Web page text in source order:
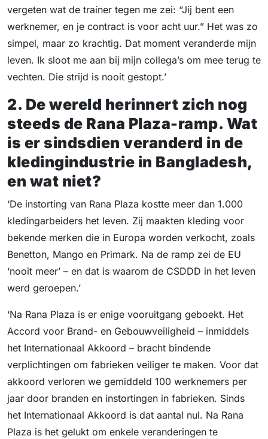
vergeten wat de trainer tegen me zei: “Jij bent een
werknemer, en je contract is voor acht uur.” Het was zo
simpel, maar zo krachtig. Dat moment veranderde mijn
leven. Ik sloot me aan bij mijn collega’s om mee terug te
vechten. Die strijd is nooit gestopt.’
2. De wereld herinnert zich nog
steeds de Rana Plaza-ramp. Wat
is er sindsdien veranderd in de
kledingindustrie in Bangladesh,
en wat niet?
‘De instorting van Rana Plaza kostte meer dan 1.000
kledingarbeiders het leven. Zij maakten kleding voor
bekende merken die in Europa worden verkocht, zoals
Benetton, Mango en Primark. Na de ramp zei de EU
‘nooit meer’ – en dat is waarom de CSDDD in het leven
werd geroepen.’
‘Na Rana Plaza is er enige vooruitgang geboekt. Het
Accord voor Brand- en Gebouwveiligheid – inmiddels
het Internationaal Akkoord – bracht bindende
verplichtingen om fabrieken veiliger te maken. Voor dat
akkoord verloren we gemiddeld 100 werknemers per
jaar door branden en instortingen in fabrieken. Sinds
het Internationaal Akkoord is dat aantal nul. Na Rana
Plaza is het gelukt om enkele veranderingen te